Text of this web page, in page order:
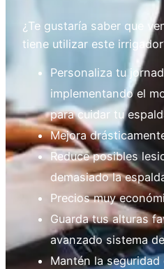
¿Te gustaría saber que
tiene utilizar este
Personaliza tu
implementando el
para cuidar tu
Mejora
Reduce posibles
demasiado la
Precios muy
Guarda tus alturas
avanzado sistema
Mantén la